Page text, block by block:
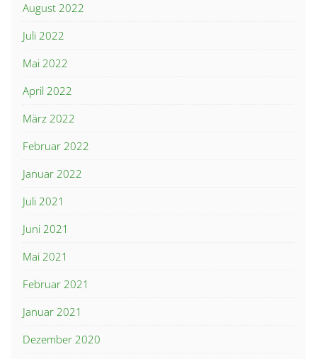
August 2022
Juli 2022
Mai 2022
April 2022
März 2022
Februar 2022
Januar 2022
Juli 2021
Juni 2021
Mai 2021
Februar 2021
Januar 2021
Dezember 2020